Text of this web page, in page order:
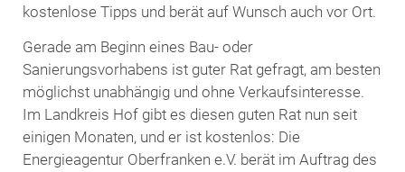
kostenlose Tipps und berät auf Wunsch auch vor Ort.
Gerade am Beginn eines Bau- oder
Sanierungsvorhabens ist guter Rat gefragt, am besten
möglichst unabhängig und ohne Verkaufsinteresse.
Im Landkreis Hof gibt es diesen guten Rat nun seit
einigen Monaten, und er ist kostenlos: Die
Energieagentur Oberfranken e.V. berät im Auftrag des